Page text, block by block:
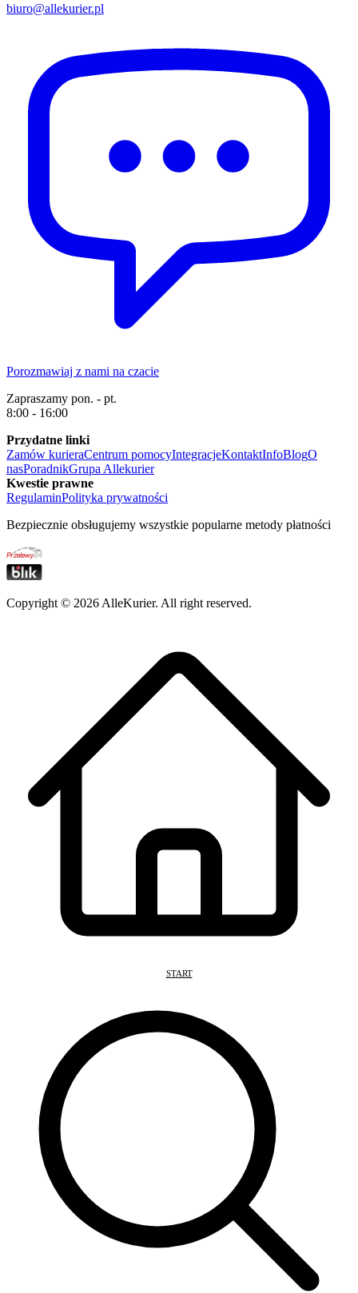
biuro@allekurier.pl
Porozmawiaj z nami na czacie
Zapraszamy pon. - pt.
8:00 - 16:00
Przydatne linki
Zamów kurieraCentrum pomocyIntegracjeKontaktInfoBlogO
nasPoradnikGrupa Allekurier
Kwestie prawne
RegulaminPolityka prywatności
Bezpiecznie obsługujemy wszystkie popularne metody płatności
Copyright © 2026 AlleKurier. All right reserved.
START